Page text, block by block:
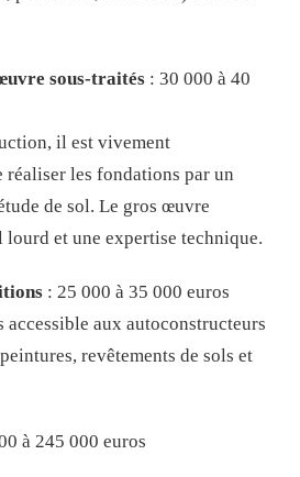
sous-traités : 30 000 à 40
il est vivement
réaliser les fondations par un
de sol. Le gros œuvre
lourd et une expertise technique.
: 25 000 à 35 000 euros
accessible aux autoconstructeurs
revêtements de sols et
à 245 000 euros